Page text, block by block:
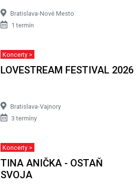
Bratislava-Nové Mesto
1 termín
Koncerty >
LOVESTREAM FESTIVAL 2026
Bratislava-Vajnory
3 termíny
Koncerty >
TINA ANIČKA - OSTAŇ
SVOJA